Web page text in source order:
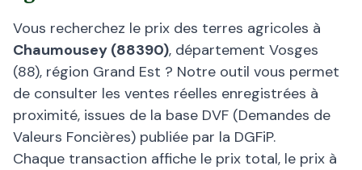
Vous recherchez le prix des terres agricoles à
Chaumousey (88390), département Vosges
(88), région Grand Est ? Notre outil vous permet
de consulter les ventes réelles enregistrées à
proximité, issues de la base DVF (Demandes de
Valeurs Foncières) publiée par la DGFiP.
Chaque transaction affiche le prix total, le prix à